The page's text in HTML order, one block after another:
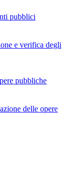
pubblici
e verifica degli
pubbliche
delle opere